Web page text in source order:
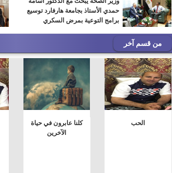
حمدي الأستاذ بجامعة هارفارد توسيع
برامج التوعية بمرض السكري
من قسم آخر
الحب
كلنا عابرون في حياة
الآخرين